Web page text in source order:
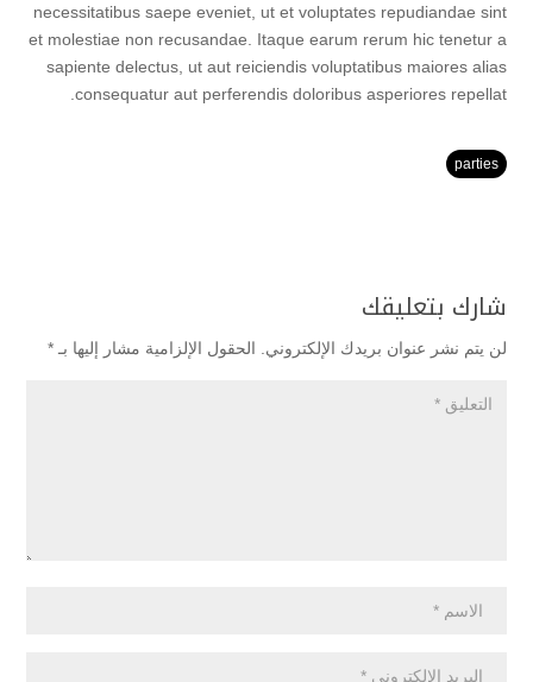
necessitatibus saepe eveniet, ut et voluptates repudiandae sint
et molestiae non recusandae. Itaque earum rerum hic tenetur a
sapiente delectus, ut aut reiciendis voluptatibus maiores alias
consequatur aut perferendis doloribus asperiores repellat.
parties
شارك بتعليقك
لن يتم نشر عنوان بريدك الإلكتروني. الحقول الإلزامية مشار إليها بـ *